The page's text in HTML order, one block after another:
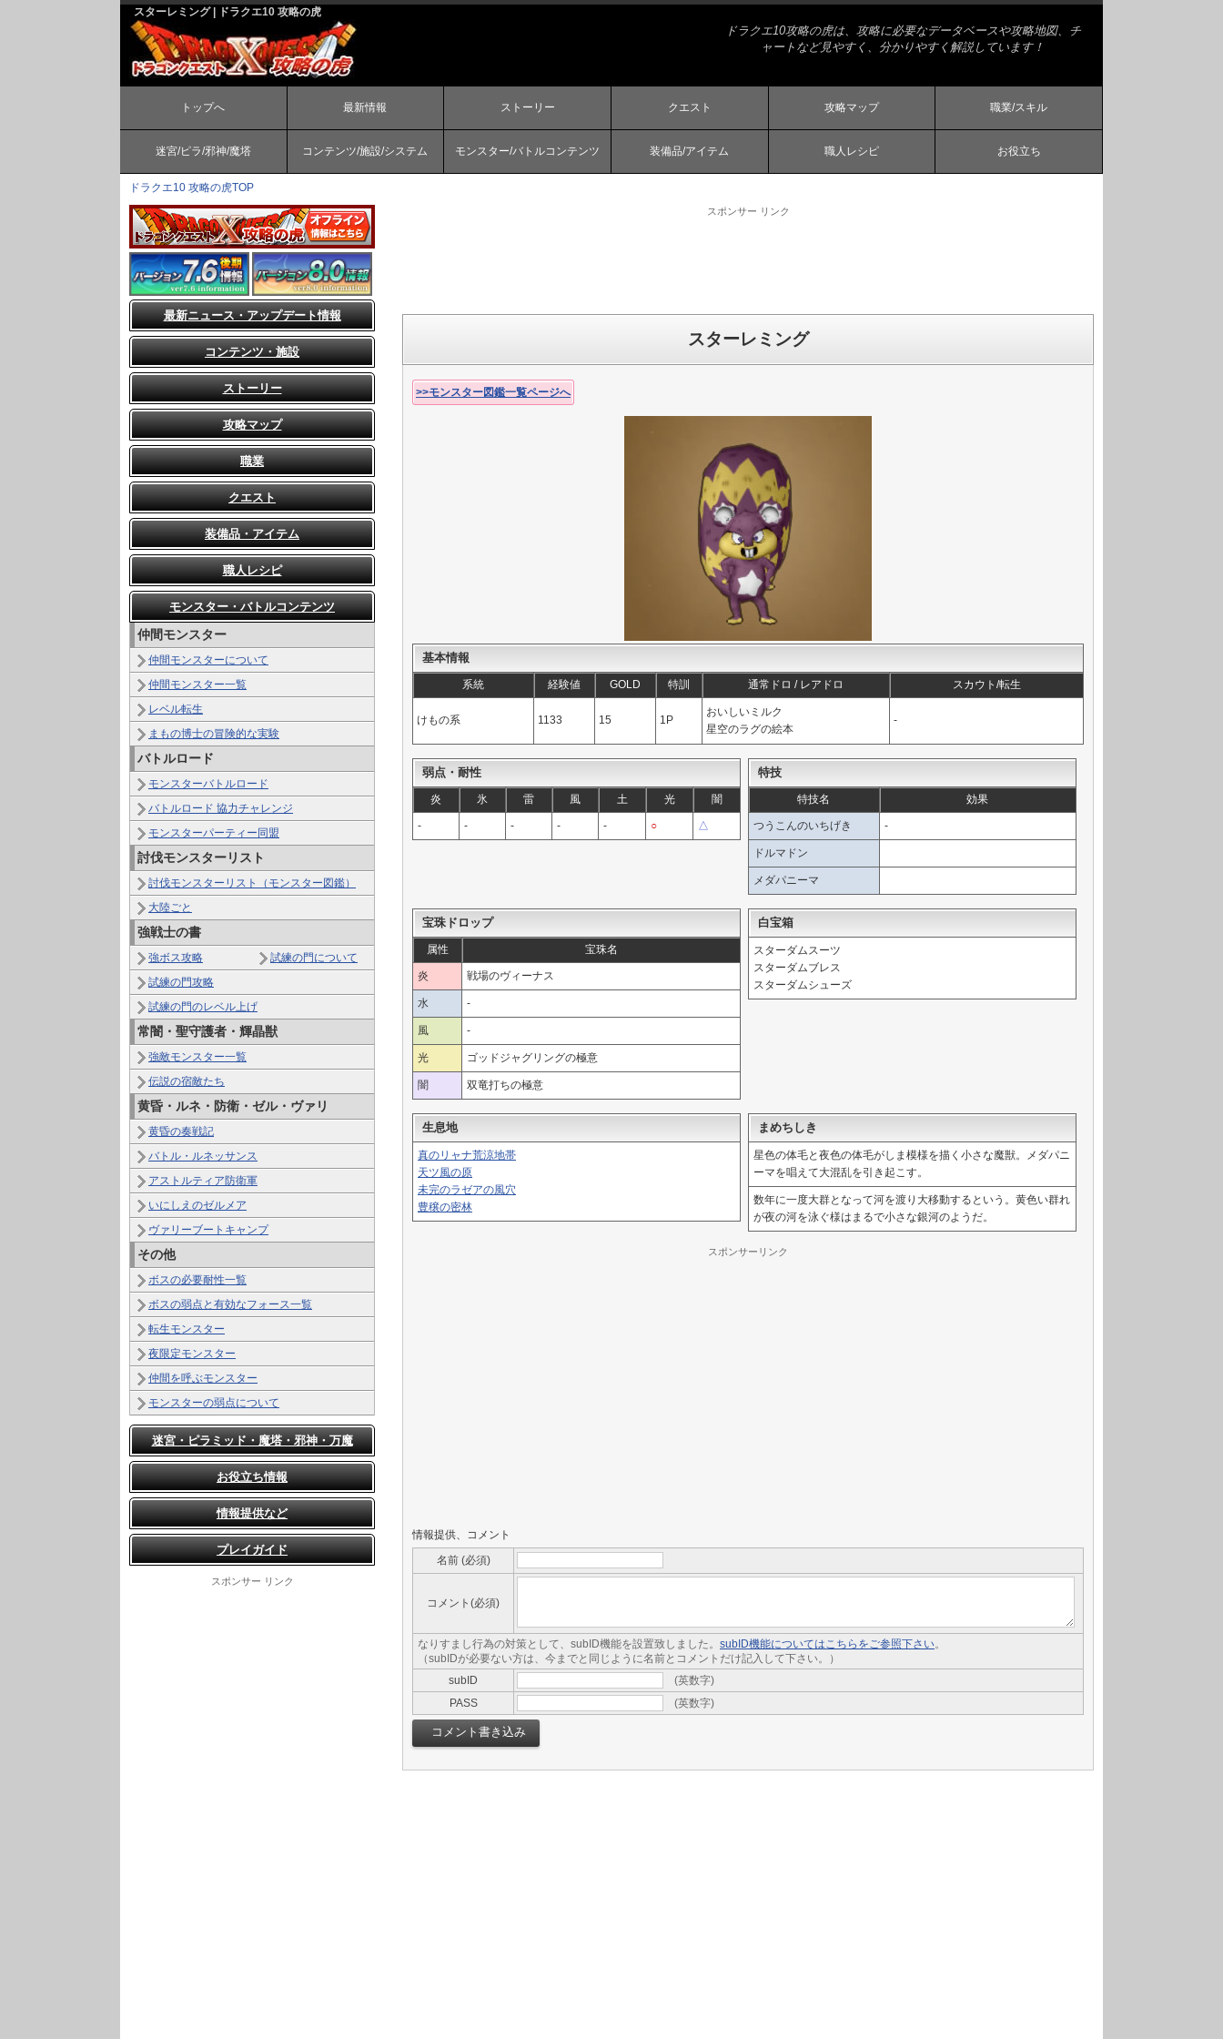
スターレミング | ドラクエ10 攻略の虎
ドラクエ10攻略の虎は、攻略に必要なデータベースや攻略地図、チ
ャートなど見やすく、分かりやすく解説しています！
トップへ 最新情報 ストーリー クエスト 攻略マップ 職業/スキル
迷宮/ピラ/邪神/魔塔 コンテンツ/施設/システム モンスター/バトルコンテンツ 装備品/アイテム 職人レシピ お役立ち
ドラクエ10 攻略の虎TOP
スポンサー リンク
スターレミング
>>モンスター図鑑一覧ページへ
基本情報
系統 経験値 GOLD 特訓 通常ドロ / レアドロ スカウト/転生
けもの系 1133 15 1P
おいしいミルク
星空のラグの絵本
-
弱点・耐性
炎 氷 雷 風 土 光 闇
- - - - - ○ △
特技
特技名 効果
つうこんのいちげき -
ドルマドン
メダパニーマ
宝珠ドロップ
属性 宝珠名
炎 戦場のヴィーナス
水 -
風 -
光 ゴッドジャグリングの極意
闇 双竜打ちの極意
白宝箱
スターダムスーツ
スターダムブレス
スターダムシューズ
生息地
真のリャナ荒涼地帯
天ツ風の原
未完のラゼアの風穴
豊穣の密林
まめちしき
星色の体毛と夜色の体毛がしま模様を描く小さな魔獣。メダパニ
ーマを唱えて大混乱を引き起こす。
数年に一度大群となって河を渡り大移動するという。黄色い群れ
が夜の河を泳ぐ様はまるで小さな銀河のようだ。
スポンサーリンク
情報提供、コメント
名前 (必須)
コメント(必須)
なりすまし行為の対策として、subID機能を設置致しました。 subID機能についてはこちらをご参照下さい。
（subIDが必要ない方は、今までと同じように名前とコメントだけ記入して下さい。）
subID
(英数字)
PASS
(英数字)
最新ニュース・アップデート情報
コンテンツ・施設
ストーリー
攻略マップ
職業
クエスト
装備品・アイテム
職人レシピ
モンスター・バトルコンテンツ
仲間モンスター
仲間モンスターについて
仲間モンスター一覧
レベル転生
まもの博士の冒険的な実験
バトルロード
モンスターバトルロード
バトルロード 協力チャレンジ
モンスターパーティー同盟
討伐モンスターリスト
討伐モンスターリスト（モンスター図鑑）
大陸ごと
強戦士の書
強ボス攻略
試練の門について
試練の門攻略
試練の門のレベル上げ
常闇・聖守護者・輝晶獣
強敵モンスター一覧
伝説の宿敵たち
黄昏・ルネ・防衛・ゼル・ヴァリ
黄昏の奏戦記
バトル・ルネッサンス
アストルティア防衛軍
いにしえのゼルメア
ヴァリーブートキャンプ
その他
ボスの必要耐性一覧
ボスの弱点と有効なフォース一覧
転生モンスター
夜限定モンスター
仲間を呼ぶモンスター
モンスターの弱点について
迷宮・ピラミッド・魔塔・邪神・万魔
お役立ち情報
情報提供など
プレイガイド
スポンサー リンク